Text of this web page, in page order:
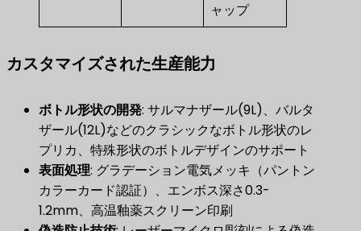
ャップ
カスタマイズされた生産能力
ボトル形状の開発​: サルマナザール(9L)、バルタ
ザール(12L)などのクラシックなボトル形状のレ
プリカ、特殊形状のボトルデザインのサポート
表面処理​: グラデーション電気メッキ（パントン
カラーカード認証）、エンボス深さ0.3-
1.2mm、高温釉薬スクリーン印刷